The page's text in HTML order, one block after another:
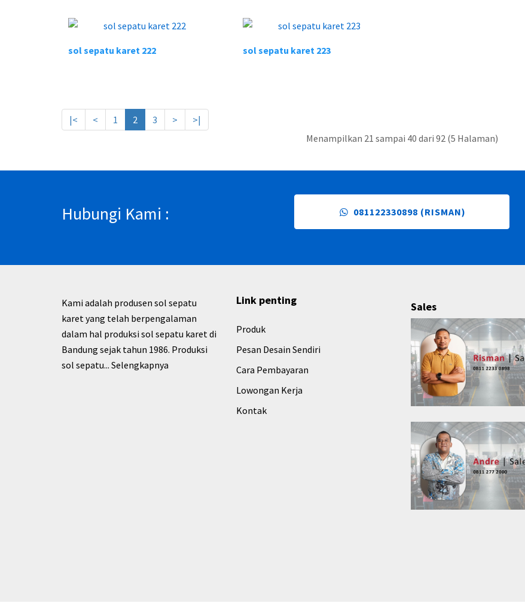
sol sepatu karet 222 sol sepatu karet 223
|< < 1 2 3 >
>|
Menampilkan 21 sampai 40 dari 92 (5 Halaman)
Hubungi Kami : 081122330898 (RISMAN)
Kami adalah produsen sol sepatu
karet yang telah berpengalaman
dalam hal produksi sol sepatu karet di
Bandung sejak tahun 1986. Produksi
sol sepatu... Selengkapnya
Link penting
Produk
Pesan Desain Sendiri
Cara Pembayaran
Lowongan Kerja
Kontak
Sales